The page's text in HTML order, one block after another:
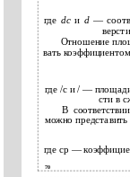
где dcи d —
Отношение
вать
где /с и / —
сти в
В
можно представить
где ср —
70